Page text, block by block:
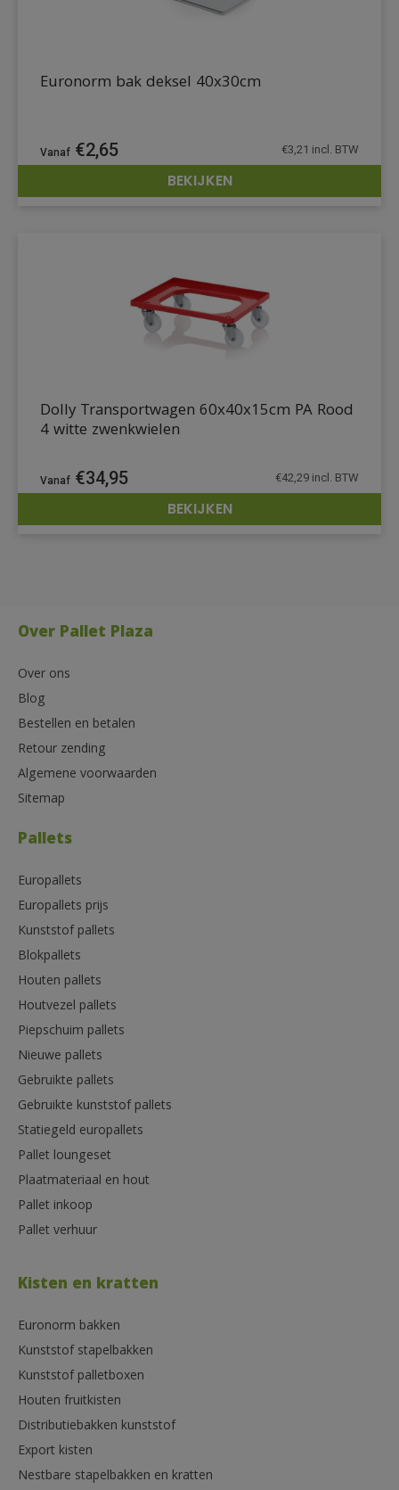
DETAILS
Euronorm bak deksel 40x30cm
€2,65 €3,21 incl. BTW
BEKIJKEN
DETAILS
Dolly Transportwagen 60x40x15cm PA Rood
4 witte zwenkwielen
€34,95 €42,29 incl. BTW
BEKIJKEN
Over Pallet Plaza
Over ons
Blog
Bestellen en betalen
Retour zending
Algemene voorwaarden
Sitemap
Pallets
Europallets
Europallets prijs
Kunststof pallets
Blokpallets
Houten pallets
Houtvezel pallets
Piepschuim pallets
Nieuwe pallets
Gebruikte pallets
Gebruikte kunststof pallets
Statiegeld europallets
Pallet loungeset
Plaatmateriaal en hout
Pallet inkoop
Pallet verhuur
Kisten en kratten
Euronorm bakken
Kunststof stapelbakken
Kunststof palletboxen
Houten fruitkisten
Distributiebakken kunststof
Export kisten
Nestbare stapelbakken en kratten